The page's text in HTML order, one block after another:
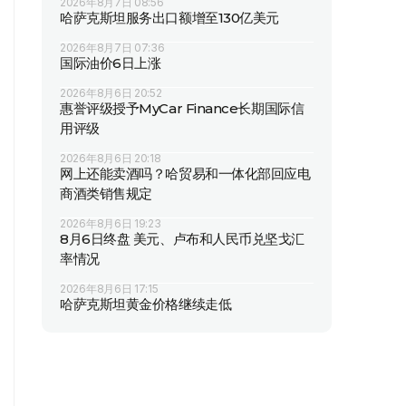
哈萨克斯坦服务出口额增至130亿美元
2026年8月7日 07:36
国际油价6日上涨
2026年8月6日 20:52
惠誉评级授予MyCar Finance长期国际信
用评级
2026年8月6日 20:18
网上还能卖酒吗？哈贸易和一体化部回应电
商酒类销售规定
2026年8月6日 19:23
8月6日终盘 美元、卢布和人民币兑坚戈汇
率情况
2026年8月6日 17:15
哈萨克斯坦黄金价格继续走低